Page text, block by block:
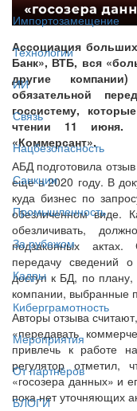
Импортозамещение
Технологии
ИИ
Связь
Нацбезопасность
Санкции
Промышленность
За рубежом
Кадры
Киберграмотность
Мероприятия
От партнёров
БЛОГИ
Ассоциация
Банк», ВТБ, вся
другие
обязательной
госсистему,
чтении 11 июня.
«Коммерсант».
АБД подготовила
ещё в 2020 году. В
куда бизнес по
обезличенном виде.
обезличивать,
подзаконных
передачу сведений
доступ к БД, по плану,
компании, выбранные
Авторы отзыва
«передавать
привлечь к работе
регулятор отметил,
«госозера данных» и
пока нет уточняющих